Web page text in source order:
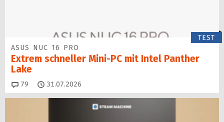
TEST
ASUS NUC 16 PRO
Extrem schneller Mini-PC mit Intel Panther
Lake
79 Kommentare
31.07.2026